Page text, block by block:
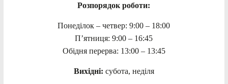
Розпорядок роботи:
Понеділок – четвер: 9:00 – 18:00
П’ятниця: 9:00 – 16:45
Обідня перерва: 13:00 – 13:45
Вихідні: субота, неділя